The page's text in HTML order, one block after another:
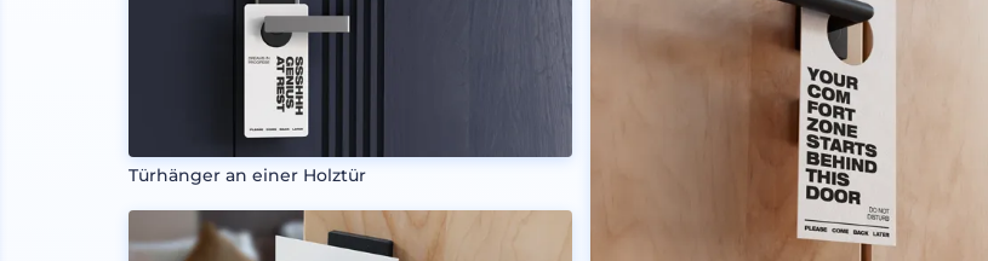
Türhänger an einer Holztür